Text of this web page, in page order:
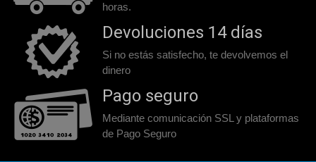
horas.
Devoluciones 14 días
Si no estás satisfecho, te devolvemos el
dinero
Pago seguro
Mediante comunicación SSL y plataformas
de Pago Seguro